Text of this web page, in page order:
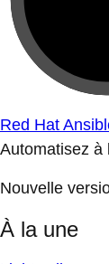
Red Hat
Automatisez à
Nouvelle
À la une